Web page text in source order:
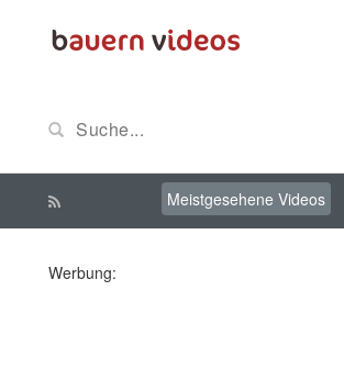
Meistgesehene Videos
Werbung: